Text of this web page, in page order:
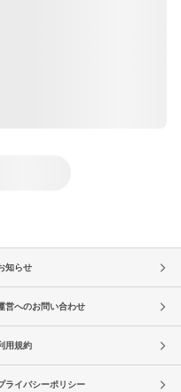
知らせ
営へのお問い合わせ
用規約
ライバシーポリシー